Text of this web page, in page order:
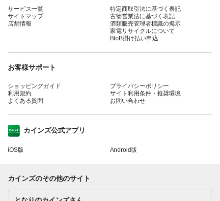
サービス一覧
サイトマップ
店舗情報
特定商取引法に基づく表記
古物営業法に基づく表記
酒類販売管理者標識の掲示
家電リサイクルについて
BtoB掛け払い申込
お客様サポート
ショッピングガイド
利用規約
よくある質問
プライバシーポリシー
サイト利用条件・推奨環境
お問い合わせ
カインズ公式アプリ
iOS版 Android版
カインズのその他のサイト